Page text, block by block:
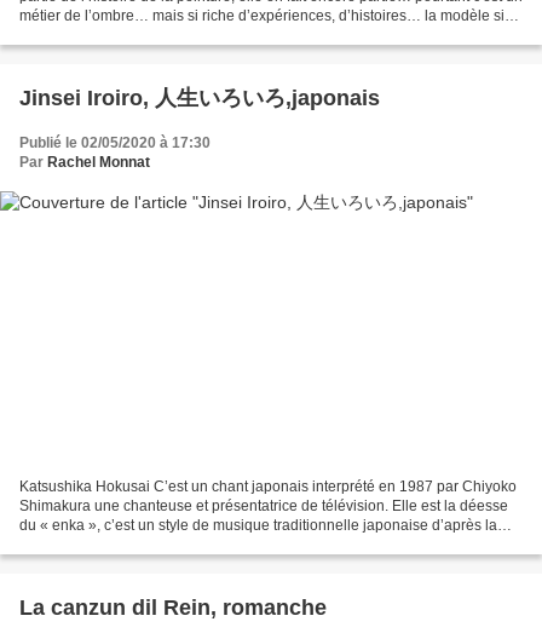
métier de l’ombre… mais si riche d’expériences, d’histoires… la modèle si
Jinsei Iroiro, 人生いろいろ,japonais
Publié le 02/05/2020 à 17:30
Par Rachel Monnat
Katsushika Hokusai C’est un chant japonais interprété en 1987 par Chiyoko
Shimakura une chanteuse et présentatrice de télévision. Elle est la déesse
du « enka », c’est un style de musique traditionnelle japonaise d’après la
La canzun dil Rein, romanche